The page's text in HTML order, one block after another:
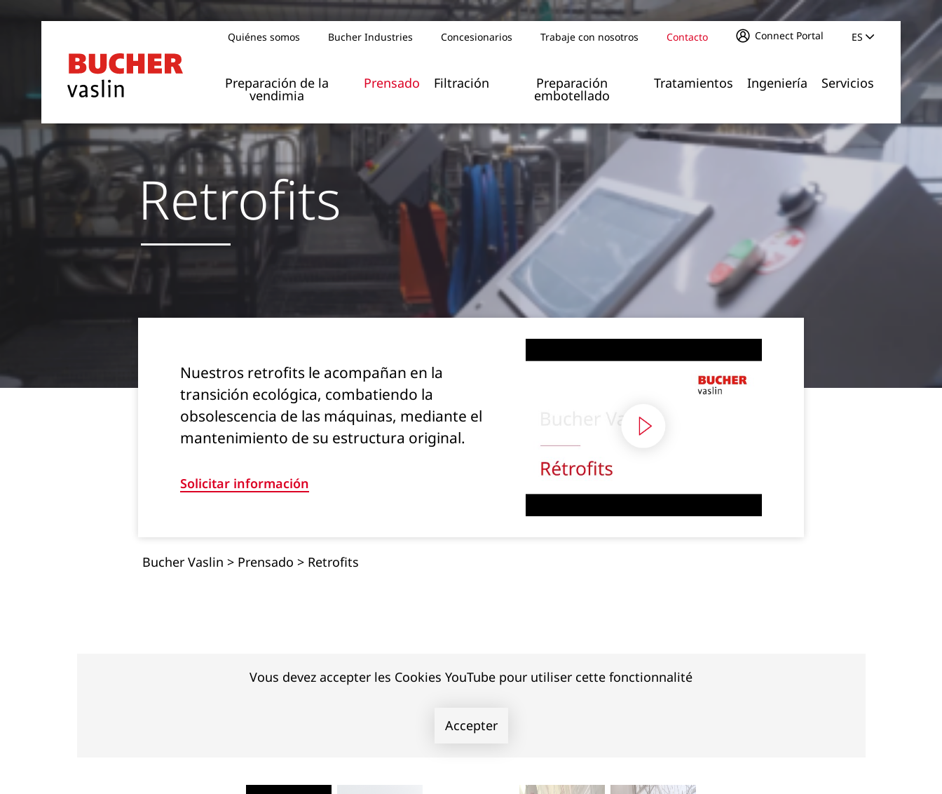
Quiénes somos Bucher Industries Concesionarios Trabaje con nosotros Contacto Connect Portal ES
Preparación de la
vendimia
Prensado Filtración Preparación
embotellado
Tratamientos Ingeniería Servicios
Retrofits
Nuestros retrofits le acompañan en la
transición ecológica, combatiendo la
obsolescencia de las máquinas, mediante el
mantenimiento de su estructura original.
Solicitar información
Bucher Vaslin > Prensado > Retrofits
Vous devez accepter les Cookies YouTube pour utiliser cette fonctionnalité
Accepter